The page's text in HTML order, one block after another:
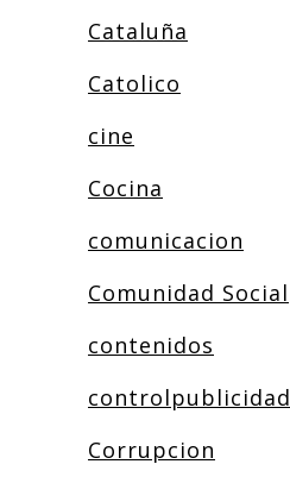
Cataluña
Catolico
cine
Cocina
comunicacion
Comunidad Social
contenidos
controlpublicidad
Corrupcion